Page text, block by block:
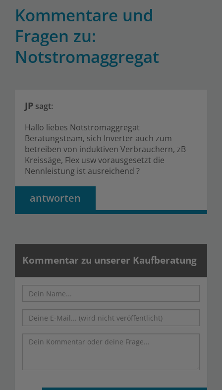
Kommentare und
Fragen zu:
Notstromaggregat
JP sagt:
Hallo liebes Notstromaggregat
Beratungsteam, sich Inverter auch zum
betreiben von induktiven Verbrauchern, zB
Kreissäge, Flex usw vorausgesetzt die
Nennleistung ist ausreichend ?
antworten
Kommentar zu unserer Kaufberatung